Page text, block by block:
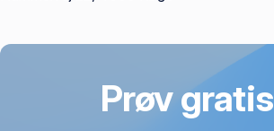
Prøv gratis